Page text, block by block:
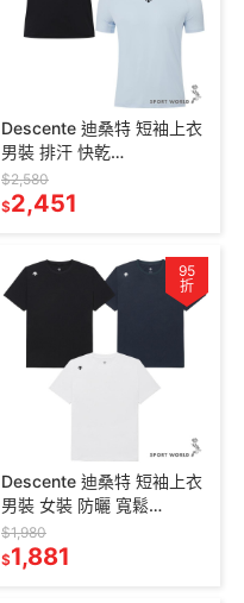
Descente 迪桑特 短袖上衣
男裝 排汗 快乾
SR121TCO14-
BLK0/SR121TCO14-BLU0
$2,580
$2,451
95
折
Descente 迪桑特 短袖上衣
男裝 女裝 防曬 寬鬆
SR123UTS14-
BLK0/BLK0/WHT0
$1,980
$1,881